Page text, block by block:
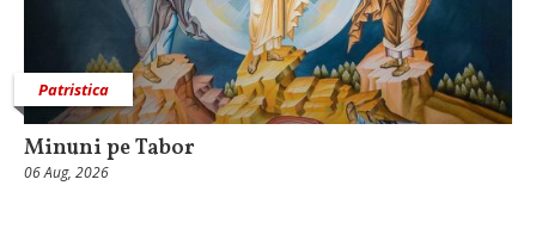
Patristica
Minuni pe Tabor
06 Aug, 2026